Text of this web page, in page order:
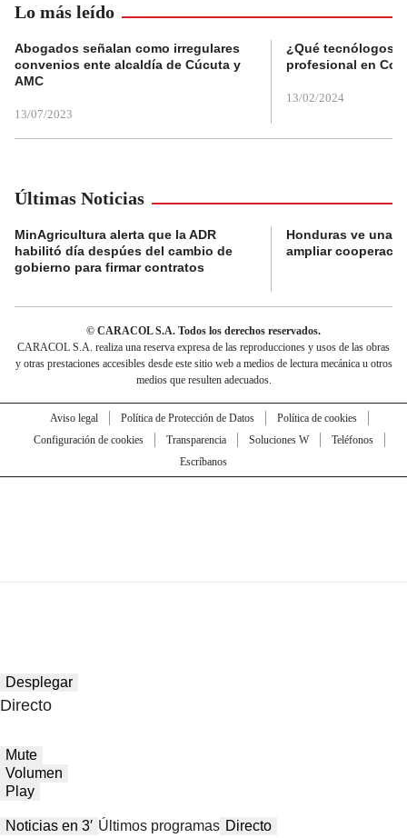
Lo más leído
Abogados señalan como irregulares
convenios ente alcaldía de Cúcuta y
AMC
13/07/2023
¿Qué tecnólogos
profesional en
13/02/2024
Últimas Noticias
MinAgricultura alerta que la ADR
habilitó día despúes del cambio de
gobierno para firmar contratos
Honduras ve una
ampliar
© CARACOL S.A. Todos los derechos reservados.
CARACOL S.A. realiza una reserva expresa de las reproducciones y usos de las obras
y otras prestaciones accesibles desde este sitio web a medios de lectura mecánica u otros
medios que resulten adecuados.
Aviso legal Política de Protección de Datos
Política de cookies
Configuración de cookies
Transparencia Soluciones W
Teléfonos
Escríbanos
Desplegar
Directo
Mute
Volumen
Play
Noticias en 3′ Últimos programas Directo